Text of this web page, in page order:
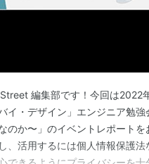
編集部です！今回は2022
イ・デザイン」エンジニア勉
のか〜」のイベントレポート
、活用するには個人情報保護